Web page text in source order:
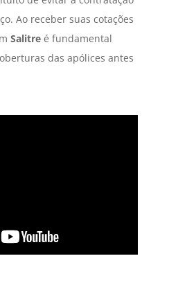
Ao receber suas cotações
Salitreé fundamental
das apólices antes